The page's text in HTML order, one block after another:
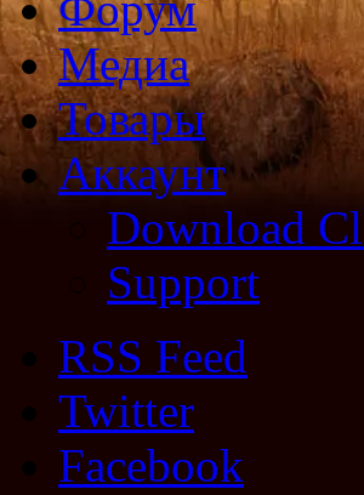
Медиа
Товары
Аккаунт
Download
Support
RSS Feed
Twitter
Facebook